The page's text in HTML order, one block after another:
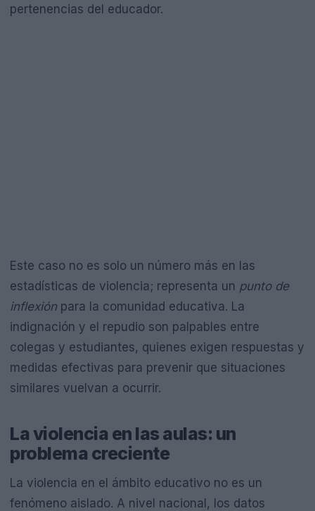
pertenencias del educador.
Este caso no es solo un número más en las
estadísticas de violencia; representa un punto de
inflexión para la comunidad educativa. La
indignación y el repudio son palpables entre
colegas y estudiantes, quienes exigen respuestas y
medidas efectivas para prevenir que situaciones
similares vuelvan a ocurrir.
La violencia en las aulas: un
problema creciente
La violencia en el ámbito educativo no es un
fenómeno aislado. A nivel nacional, los datos